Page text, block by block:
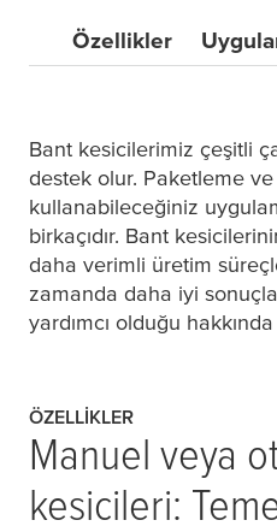
Özellikler
Bant kesicilerimiz çeşitli
destek olur. Paketleme
kullanabileceğiniz
birkaçıdır. Bant
daha verimli üretim
zamanda daha iyi
yardımcı olduğu
ÖZELLIKLER
Manuel veya
kesicileri: